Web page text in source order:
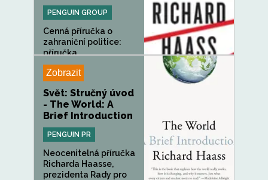
PENGUIN GROUP
Cenná příručka o
zahraniční politice:
příručka,...
Zobrazit
Svět: Stručný úvod
- The World: A
Brief Introduction
PENGUIN PR
Neocenitelná příručka
Richarda Haasse,
prezidenta Rady pro